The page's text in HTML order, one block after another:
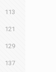
113
121
129
137